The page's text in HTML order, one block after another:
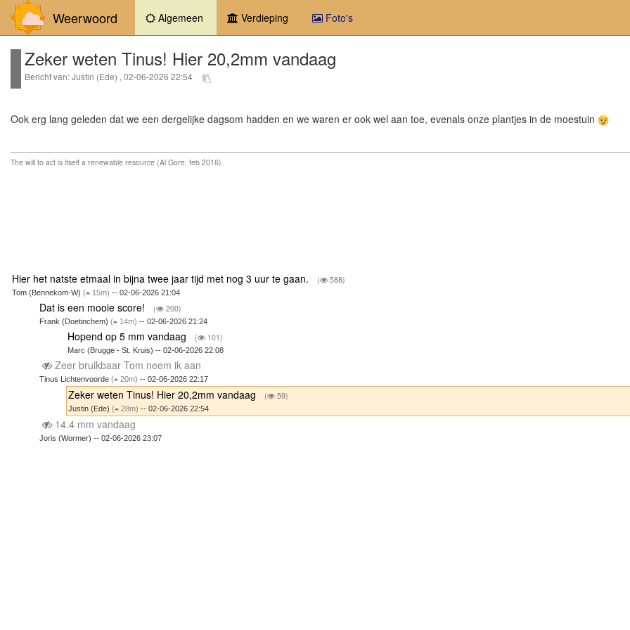
Weerwoord Algemeen (current)Verdieping Foto's
Zeker weten Tinus! Hier 20,2mm vandaag
Bericht van: Justin (Ede) , 02-06-2026 22:54
Ook erg lang geleden dat we een dergelijke dagsom hadden en we waren er ook wel aan toe, evenals onze plantjes in de moestuin
The will to act is itself a renewable resource (Al Gore, feb 2016)
Hier het natste etmaal in bijna twee jaar tijd met nog 3 uur te gaan. ( 588)
Tom (Bennekom-W) ( 15m) -- 02-06-2026 21:04
Dat is een mooie score! ( 200)
Frank (Doetinchem)( 14m) -- 02-06-2026 21:24
Hopend op 5 mm vandaag ( 101)
Marc (Brugge - St. Kruis) -- 02-06-2026 22:08
Zeer bruikbaar Tom neem ik aan
Tinus Lichtenvoorde( 20m) -- 02-06-2026 22:17
Zeker weten Tinus! Hier 20,2mm vandaag ( 59)
Justin (Ede) ( 28m) -- 02-06-2026 22:54
14.4 mm vandaag
Joris (Wormer) -- 02-06-2026 23:07